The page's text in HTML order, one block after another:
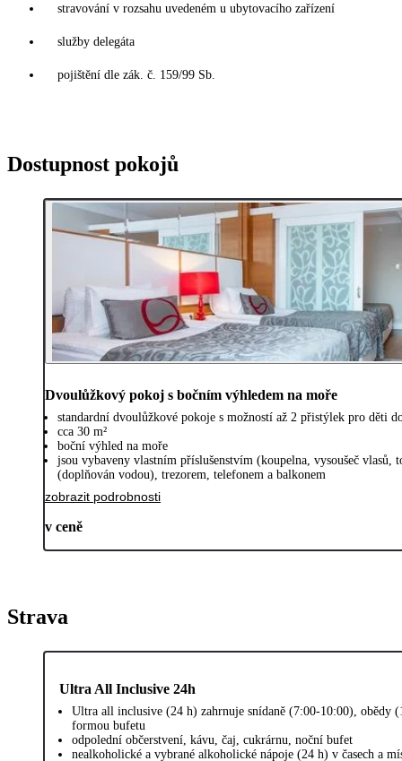
stravování v rozsahu uvedeném u ubytovacího zařízení
služby delegáta
pojištění dle zák. č. 159/99 Sb.
Dostupnost pokojů
Dvoulůžkový pokoj s bočním výhledem na moře
standardní dvoulůžkové pokoje s možností až 2 přistýlek pro děti
cca 30 m²
boční výhled na moře
jsou vybaveny vlastním příslušenstvím (koupelna, vysoušeč
(doplňován vodou), trezorem, telefonem a balkonem
zobrazit podrobnosti
v ceně
Strava
Ultra All Inclusive 24h
Ultra all inclusive (24 h) zahrnuje snídaně (7:00-10:00), obědy
formou bufetu
odpolední občerstvení, kávu, čaj, cukrárnu, noční bufet
nealkoholické a vybrané alkoholické nápoje (24 h) v časech a